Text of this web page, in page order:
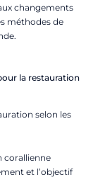
changements
méthodes de
la restauration
selon les
corallienne
et l’objectif